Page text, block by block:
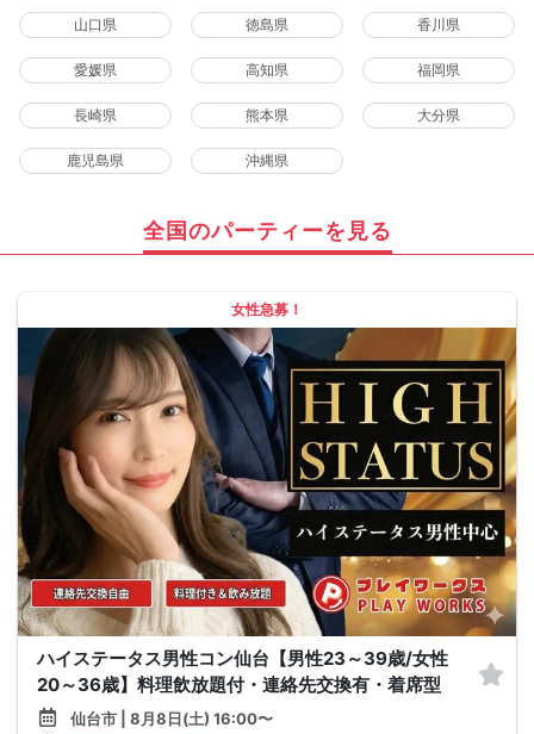
山口県 徳島県 香川県
愛媛県 高知県 福岡県
長崎県 熊本県 大分県
鹿児島県 沖縄県
全国のパーティーを見る
女性急募！
ハイステータス男性コン仙台【男性23～39歳/女性
20～36歳】料理飲放題付・連絡先交換有・着席型
仙台市 | 8月8日(土) 16:00〜